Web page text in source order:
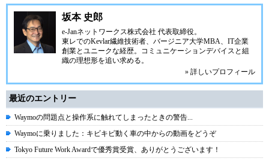
坂本 史郎
e-Janネットワークス株式会社 代表取締役。
東レでのKevlar繊維技術者、 バージニア大学MBA、IT企業
創業とユニークな経歴。 コミュニケーションデバイスと組
織の理想形を追い求める。
» 詳しいプロフィール
最近のエントリー
Waymoの問題点と操作系に触れてしまったときの警告...
Waymoに乗りました：キビキビ動く車の中からの動画をどうぞ
Tokyo Future Work Awardで優秀賞受賞、ありがとうございます！